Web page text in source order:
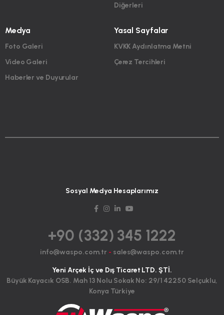
Diğerleri
Medya
Foto Galeri
Video Galeri
Haberler ve Duyurular
Yasal Sayfalar
KVKK Aydınlatma Metni
Çerez Tercihleri
Sosyal Medya Hesaplarımız
+90 (332) 345 1222
info@waspo.com.tr - sales@waspo.com.tr
Yeni Arçek İç ve Dış Ticaret LTD. ŞTİ.
Büyük Kayacık OSB. Mah 13 Nolu Sokak No: 29/1 42250 Selçuklu,
Konya Türkiye